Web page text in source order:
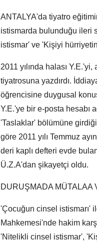
ANTALYA'da tiyatro
istismarda bulunduğu ileri
istismar' ve 'Kişiyi
2011 yılında halası
tiyatrosuna yazdırdı.
öğrencisine duygusal
Y.E.'ye bir e-posta hesabı
'Taslaklar' bölümüne
göre 2011 yılı Temmuz
deri kaplı defteri evde
Ü.Z.A'dan şikayetçi oldu.
DURUŞMADA MÜTALAA
'Çocuğun cinsel istismarı'
Mahkemesi'nde hakim
'Nitelikli cinsel istismar',